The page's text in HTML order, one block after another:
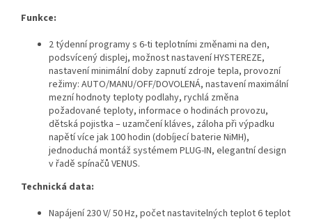
Funkce:
2 týdenní programy s 6-ti teplotními změnami na den,
podsvícený displej, možnost nastavení HYSTEREZE,
nastavení minimální doby zapnutí zdroje tepla, provozní
režimy: AUTO/MANU/OFF/DOVOLENÁ, nastavení maximální
mezní hodnoty teploty podlahy, rychlá změna
požadované teploty, informace o hodinách provozu,
dětská pojistka – uzamčení kláves, záloha při výpadku
napětí více jak 100 hodin (dobíjecí baterie NiMH),
jednoduchá montáž systémem PLUG-IN, elegantní design
v řadě spínačů VENUS.
Technická data:
Napájení 230 V/ 50 Hz, počet nastavitelných teplot 6 teplot